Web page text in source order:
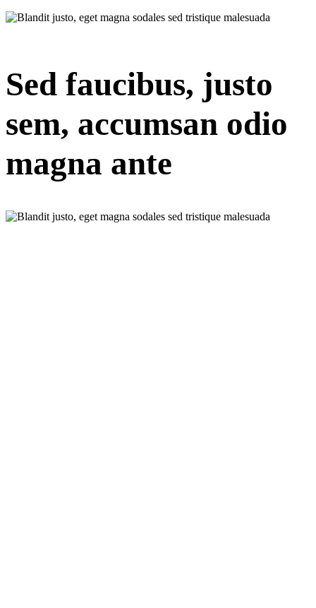
Sed faucibus, justo
sem, accumsan odio
magna ante